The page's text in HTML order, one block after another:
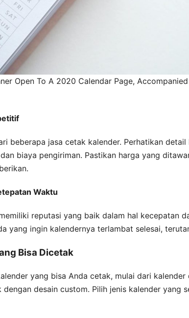
Open To A 2020 Calendar Page,
beberapa jasa cetak kalender. Perhatikan
biaya pengiriman. Pastikan harga yang
Waktu
reputasi yang baik dalam hal kecepatan
yang ingin kalendernya terlambat selesai,
Bisa Dicetak
yang bisa Anda cetak, mulai dari kalender
dengan desain custom. Pilih jenis kalender yang